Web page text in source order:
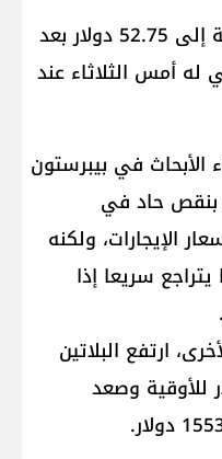
وارتفع سعر الفضة 2.5 بالمئة إلى 52.75 دولار بعد
أمس الثلاثاء عند
الأبحاث في بيبرستون
بنقص حاد في
الإيجارات، ولكنه
سريعا إذا
ارتفع البلاتين
إلى 1651.85 دولار للأوقية وصعد